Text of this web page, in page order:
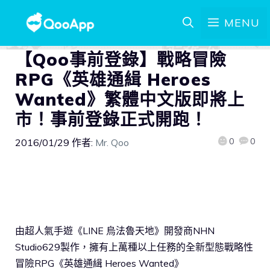
MENU
【Qoo事前登錄】戰略冒險
RPG《英雄通緝 Heroes
Wanted》繁體中文版即將上
市！事前登錄正式開跑！
2016/01/29 作者: Mr. Qoo 0 0
由超人氣手遊《LINE 烏法魯天地》開發商NHN
Studio629製作，擁有上萬種以上任務的全新型態戰略性
冒險RPG《英雄通緝 Heroes Wanted》